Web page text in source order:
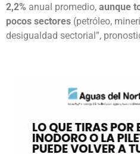
2,2% anual promedio, aunque
pocos sectores (petróleo,
desigualdad sectorial”,